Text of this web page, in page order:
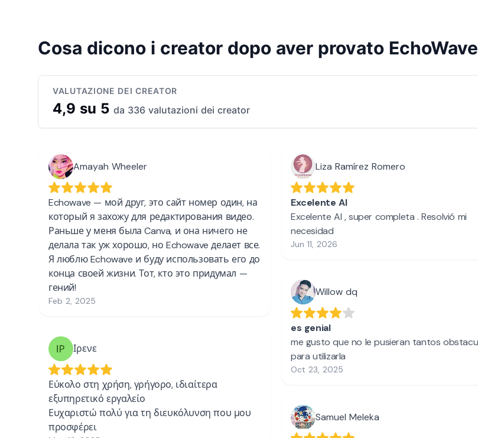
Cosa dicono i creator dopo aver provato EchoWave
VALUTAZIONE DEI CREATOR
4,9 su 5 da 336 valutazioni dei creator